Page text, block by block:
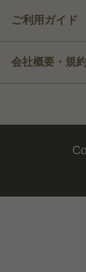
ご利用ガイド
会社概要・規約